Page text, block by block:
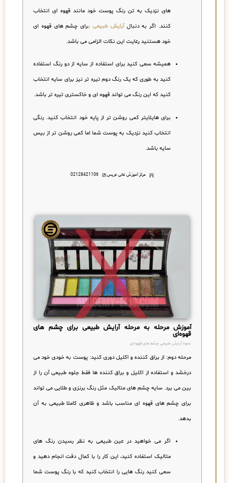
های نزدیک به تن رنگ پوست خود مانند قهوه ای انتخاب
کنند. اگر به دنبال آرایش طبیعی برای چشم های قهوه ای
خود هستنید رعایت این نکات الزامی می باشد.
همیشه سعی کنید برای استفاده از سایه از دو رنگ استفاده
کنید به طوری که یک رنگ دوم تیره تر نیز برای سایه انتخاب
کنید که این رنگ می تواند قهوه ای و خاکستری تیره تر باشد.
برای هایلایتر کمی روشن تر از پایه خود انتخاب کنید. رنگی
انتخاب کنید نزدیک به پوست شما اما کمی روشن تر از بیس
سایه باشد.
مرکز آموزش عالی عریس 02128421106
آموزش مرحله به مرحله آرایش طبیعی برای چشم های
قهوه‌ای
نحوه آرایش طبیعی چشم های قهوه‌ای
مرحله دوم: از براق کننده و اکلیل دوری کنید: پوست به خودی خود می
درخشد و استفاده از اکلیل و براق کننده ها فقط جلوه طبیعی آن را از
بین می برد. سایه چشم های متالیک مثل رنگ برنزی و طلایی می تواند
برای چشم های قهوه ای مناسب باشد و ظاهری کاملا طبیعی به آن
بدهد.
اگر می خواهید در عین طبیعی به نظر رسیدن رنگ های
متالیک استفاده کنید، این کار را با کمال دقت انجام دهید و
سعی کنید رنگ هایی را انتخاب کنید که با رنگ پوست شما